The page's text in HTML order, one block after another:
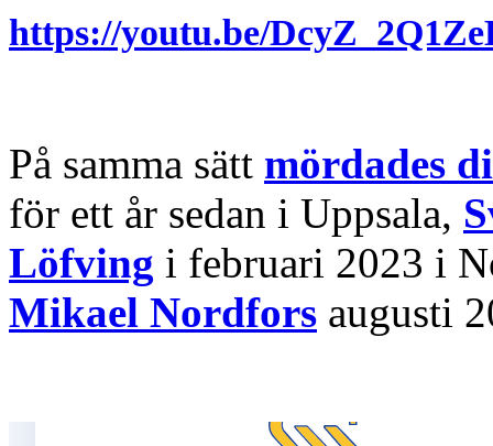
https://youtu.be/
På samma sätt mördades
för ett år sedan i Uppsala,
Löfving i februari 2023 i
Mikael Nordfors augusti